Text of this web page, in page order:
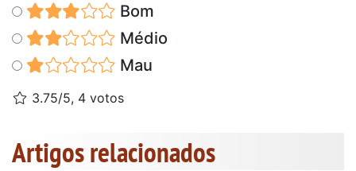
Bom
Médio
Mau
3.75/5, 4 votos
Artigos relacionados